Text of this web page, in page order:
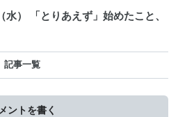
） 「とりあえず」始めたこと、
記事一覧
ントを書く